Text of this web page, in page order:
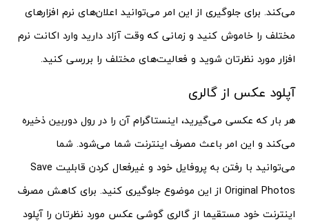
می‌کند. برای جلوگیری از این امر می‌توانید اعلان‌های نرم افزارهای
مختلف را خاموش کنید و زمانی که وقت آزاد دارید وارد اکانت نرم
افزار مورد نظرتان شوید و فعالیت‌های مختلف را بررسی کنید.
آپلود عکس از گالری
هر بار که عکسی می‌گیرید، اینستاگرام آن را در رول دوربین ذخیره
می‌کند و این امر باعث مصرف اینترنت شما می‌شود. شما
می‌توانید با رفتن به پروفایل خود و غیرفعال کردن قابلیت Save
Original Photos از این موضوع جلوگیری کنید. برای کاهش مصرف
اینترنت خود مستقیما از گالری گوشی عکس مورد نظرتان را آپلود